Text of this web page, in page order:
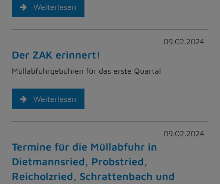
Weiterlesen
09.02.2024
Der ZAK erinnert!
Müllabfuhrgebühren für das erste Quartal
Weiterlesen
09.02.2024
Termine für die Müllabfuhr in
Dietmannsried, Probstried,
Reicholzried, Schrattenbach und